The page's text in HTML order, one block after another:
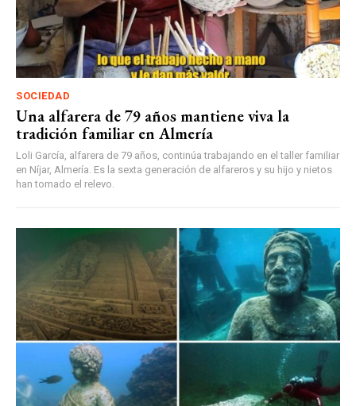
SOCIEDAD
Una alfarera de 79 años mantiene viva la
tradición familiar en Almería
Loli García, alfarera de 79 años, continúa trabajando en el taller familiar
en Níjar, Almería. Es la sexta generación de alfareros y su hijo y nietos
han tomado el relevo.